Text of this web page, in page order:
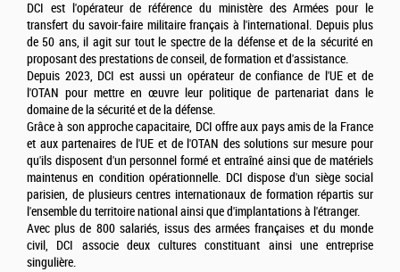
DCI est l'opérateur de référence du ministère des Armées pour le
transfert du savoir-faire militaire français à l'international. Depuis plus
de 50 ans, il agit sur tout le spectre de la défense et de la sécurité en
proposant des prestations de conseil, de formation et d'assistance.
Depuis 2023, DCI est aussi un opérateur de confiance de l'UE et de
l'OTAN pour mettre en œuvre leur politique de partenariat dans le
domaine de la sécurité et de la défense.
Grâce à son approche capacitaire, DCI offre aux pays amis de la France
et aux partenaires de l'UE et de l'OTAN des solutions sur mesure pour
qu'ils disposent d'un personnel formé et entraîné ainsi que de matériels
maintenus en condition opérationnelle. DCI dispose d'un siège social
parisien, de plusieurs centres internationaux de formation répartis sur
l'ensemble du territoire national ainsi que d'implantations à l'étranger.
Avec plus de 800 salariés, issus des armées françaises et du monde
civil, DCI associe deux cultures constituant ainsi une entreprise
singulière.